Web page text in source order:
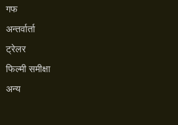
गफ
अन्तर्वार्ता
ट्रेलर
फिल्मी समीक्षा
अन्य